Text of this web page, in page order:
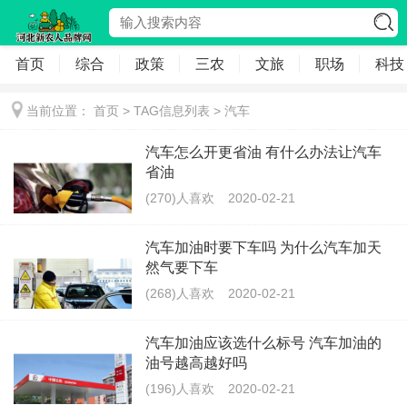
首页 综合 政策 三农 文旅 职场 科技
当前位置： 首页 > TAG信息列表 > 汽车
汽车怎么开更省油 有什么办法让汽车
省油
(270)人喜欢 2020-02-21
汽车加油时要下车吗 为什么汽车加天
然气要下车
(268)人喜欢 2020-02-21
汽车加油应该选什么标号 汽车加油的
油号越高越好吗
(196)人喜欢 2020-02-21